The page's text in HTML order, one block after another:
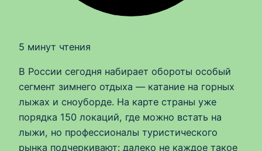
5 минут чтения
В России сегодня набирает обороты особый
сегмент зимнего отдыха — катание на горных
лыжах и сноуборде. На карте страны уже
порядка 150 локаций, где можно встать на
лыжи, но профессионалы туристического
рынка подчеркивают: далеко не каждое такое